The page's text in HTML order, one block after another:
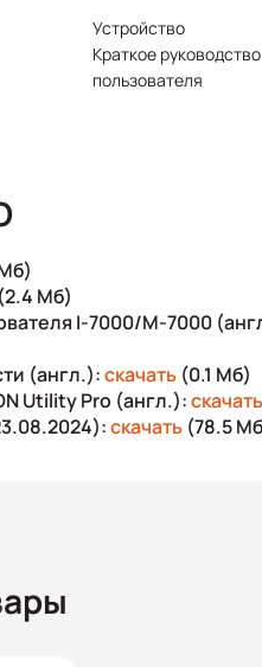
Устройство
Краткое руководство
пользователя
(2.4 Мб)
I-7000/M-7000
(англ.):скачать (0.1 Мб)
Utility Pro (англ.):скачать
скачать (78.5